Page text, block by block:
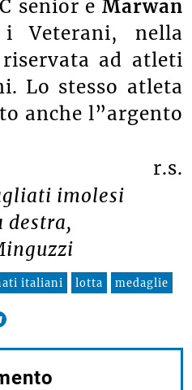
senior e Marwan
Veterani, nella
ad atleti
Lo stesso atleta
anche l”argento
r.s.
imolesi
destra,
italiani lotta medaglie